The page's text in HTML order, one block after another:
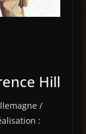
Hill
/
: